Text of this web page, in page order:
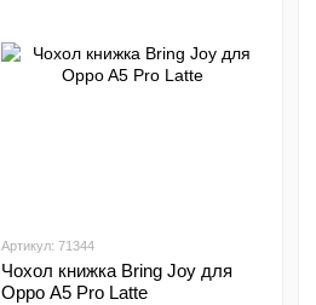
Артикул: 71344
Чохол книжка Bring Joy для
Oppo A5 Pro Latte